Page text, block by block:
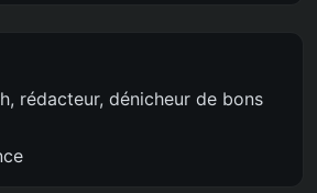
rédacteur, dénicheur de bons